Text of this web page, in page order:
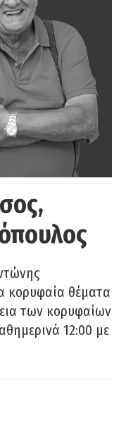
κορυφαία θέματα
των κορυφαίων
12:00 με